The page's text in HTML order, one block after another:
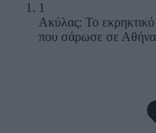
1
Ακύλας: Το
που σάρωσε σε Αθήνα